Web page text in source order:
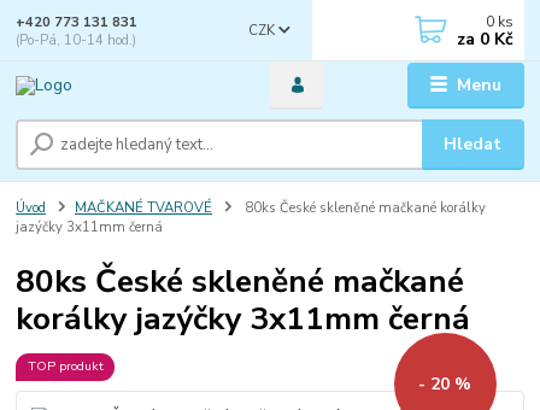
Menu
CZK
Hledat
+420 773 131 831
(Po-Pá, 10-14 hod.)
0 ks
za 0 Kč
Úvod MAČKANÉ TVAROVÉ
80ks České skleněné mačkané korálky
jazýčky 3x11mm černá
80ks České skleněné mačkané
korálky jazýčky 3x11mm černá
TOP produkt
- 20 %